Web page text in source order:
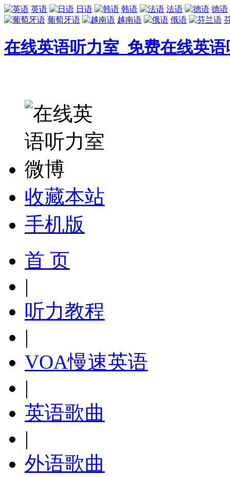
英语 日语 韩语 法语
德语
葡萄牙语
越南语 俄语
在线英语听力室_免费在线英
收藏本站
手机版
首 页
|
听力教程
|
VOA慢速英语
|
英语歌曲
|
外语歌曲